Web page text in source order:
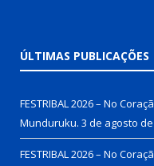
ÚLTIMAS PUBLICAÇÕES
FESTRIBAL 2026 – No
Munduruku. 3 de agosto
FESTRIBAL 2026 – No